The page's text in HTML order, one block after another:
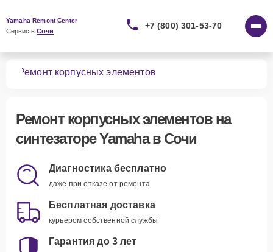
Yamaha Remont Center
Сервис в Сочи
+7 (800) 301-53-70
Ремонт корпусных элементов
Ремонт корпусных элементовна
синтезаторе Yamaha в Сочи
Диагностика бесплатно
даже при отказе от ремонта
Бесплатная доставка
курьером собственной службы
Гарантия до 3 лет